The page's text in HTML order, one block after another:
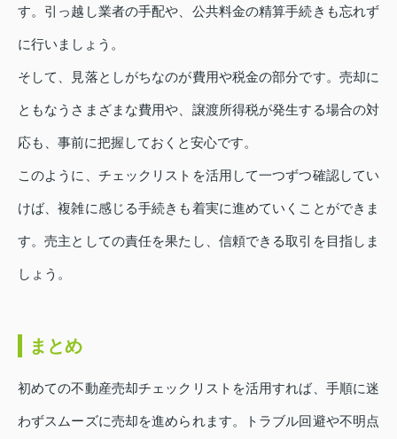
す。引っ越し業者の手配や、公共料金の精算手続きも忘れず
に行いましょう。
そして、見落としがちなのが費用や税金の部分です。売却に
ともなうさまざまな費用や、譲渡所得税が発生する場合の対
応も、事前に把握しておくと安心です。
このように、チェックリストを活用して一つずつ確認してい
けば、複雑に感じる手続きも着実に進めていくことができま
す。売主としての責任を果たし、信頼できる取引を目指しま
しょう。
まとめ
初めての不動産売却チェックリストを活用すれば、手順に迷
わずスムーズに売却を進められます。トラブル回避や不明点